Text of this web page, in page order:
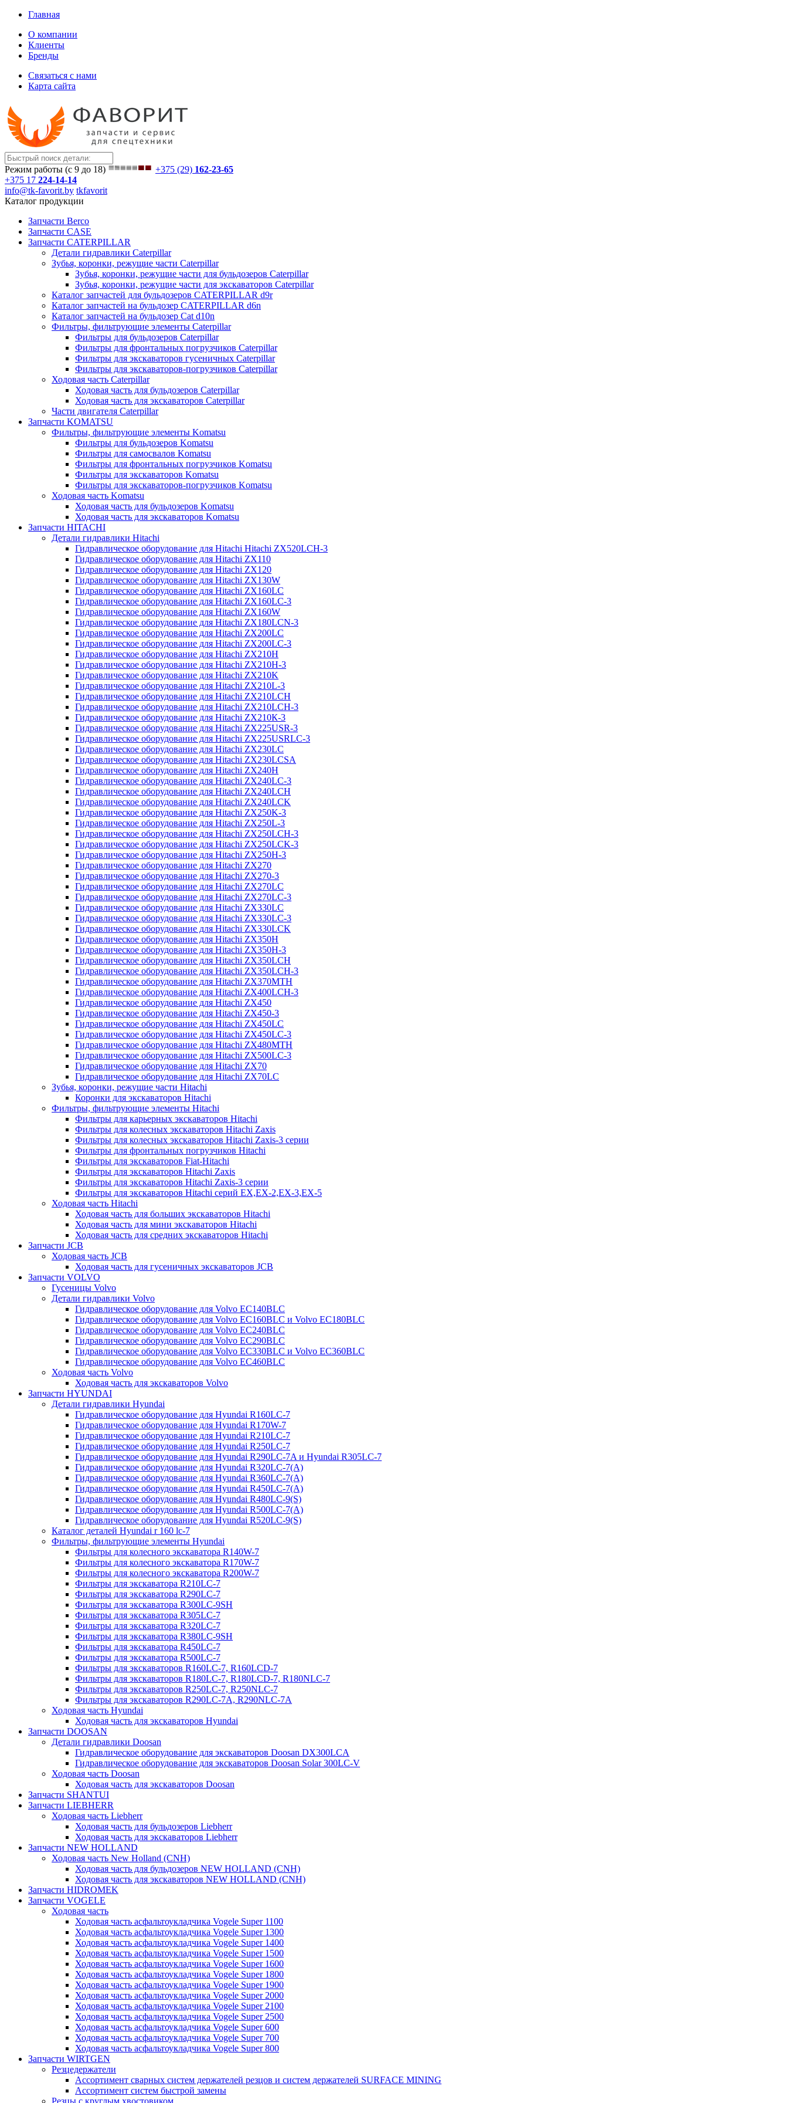
Главная
О компании
Клиенты
Бренды
Связаться с нами
Карта сайта
Режим работы (с 9 до 18) +375 (29) 162-23-65
+375 17 224-14-14
info@tk-favorit.by tkfavorit
Каталог продукции
Запчасти Berco
Запчасти CASE
Запчасти CATERPILLAR
Детали гидравлики Caterpillar
Зубья, коронки, режущие части Caterpillar
Зубья, коронки, режущие части для бульдозеров Caterpillar
Зубья, коронки, режущие части для экскаваторов Caterpillar
Каталог запчастей для бульдозеров CATERPILLAR d9r
Каталог запчастей на бульдозер CATERPILLAR d6n
Каталог запчастей на бульдозер Сat d10n
Фильтры, фильтрующие элементы Caterpillar
Фильтры для бульдозеров Caterpillar
Фильтры для фронтальных погрузчиков Caterpillar
Фильтры для экскаваторов гусеничных Caterpillar
Фильтры для экскаваторов-погрузчиков Caterpillar
Ходовая часть Caterpillar
Ходовая часть для бульдозеров Caterpillar
Ходовая часть для экскаваторов Caterpillar
Части двигателя Caterpillar
Запчасти KOMATSU
Фильтры, фильтрующие элементы Komatsu
Фильтры для бульдозеров Komatsu
Фильтры для самосвалов Komatsu
Фильтры для фронтальных погрузчиков Komatsu
Фильтры для экскаваторов Komatsu
Фильтры для экскаваторов-погрузчиков Komatsu
Ходовая часть Komatsu
Ходовая часть для бульдозеров Komatsu
Ходовая часть для экскаваторов Komatsu
Запчасти HITACHI
Детали гидравлики Hitachi
Гидравлическое оборудование для Hitachi Hitachi ZX520LCH-3
Гидравлическое оборудование для Hitachi ZX110
Гидравлическое оборудование для Hitachi ZX120
Гидравлическое оборудование для Hitachi ZX130W
Гидравлическое оборудование для Hitachi ZX160LC
Гидравлическое оборудование для Hitachi ZX160LC-3
Гидравлическое оборудование для Hitachi ZX160W
Гидравлическое оборудование для Hitachi ZX180LCN-3
Гидравлическое оборудование для Hitachi ZX200LC
Гидравлическое оборудование для Hitachi ZX200LC-3
Гидравлическое оборудование для Hitachi ZX210H
Гидравлическое оборудование для Hitachi ZX210H-3
Гидравлическое оборудование для Hitachi ZX210K
Гидравлическое оборудование для Hitachi ZX210L-3
Гидравлическое оборудование для Hitachi ZX210LCH
Гидравлическое оборудование для Hitachi ZX210LCH-3
Гидравлическое оборудование для Hitachi ZX210К-3
Гидравлическое оборудование для Hitachi ZX225USR-3
Гидравлическое оборудование для Hitachi ZX225USRLC-3
Гидравлическое оборудование для Hitachi ZX230LC
Гидравлическое оборудование для Hitachi ZX230LCSA
Гидравлическое оборудование для Hitachi ZX240H
Гидравлическое оборудование для Hitachi ZX240LC-3
Гидравлическое оборудование для Hitachi ZX240LCH
Гидравлическое оборудование для Hitachi ZX240LCK
Гидравлическое оборудование для Hitachi ZX250K-3
Гидравлическое оборудование для Hitachi ZX250L-3
Гидравлическое оборудование для Hitachi ZX250LCH-3
Гидравлическое оборудование для Hitachi ZX250LCK-3
Гидравлическое оборудование для Hitachi ZX250Н-3
Гидравлическое оборудование для Hitachi ZX270
Гидравлическое оборудование для Hitachi ZX270-3
Гидравлическое оборудование для Hitachi ZX270LC
Гидравлическое оборудование для Hitachi ZX270LC-3
Гидравлическое оборудование для Hitachi ZX330LC
Гидравлическое оборудование для Hitachi ZX330LC-3
Гидравлическое оборудование для Hitachi ZX330LCK
Гидравлическое оборудование для Hitachi ZX350H
Гидравлическое оборудование для Hitachi ZX350H-3
Гидравлическое оборудование для Hitachi ZX350LCH
Гидравлическое оборудование для Hitachi ZX350LCH-3
Гидравлическое оборудование для Hitachi ZX370MTH
Гидравлическое оборудование для Hitachi ZX400LCH-3
Гидравлическое оборудование для Hitachi ZX450
Гидравлическое оборудование для Hitachi ZX450-3
Гидравлическое оборудование для Hitachi ZX450LC
Гидравлическое оборудование для Hitachi ZX450LC-3
Гидравлическое оборудование для Hitachi ZX480MTH
Гидравлическое оборудование для Hitachi ZX500LC-3
Гидравлическое оборудование для Hitachi ZX70
Гидравлическое оборудование для Hitachi ZX70LC
Зубья, коронки, режущие части Hitachi
Коронки для экскаваторов Hitachi
Фильтры, фильтрующие элементы Hitachi
Фильтры для карьерных экскаваторов Hitachi
Фильтры для колесных экскаваторов Hitachi Zaxis
Фильтры для колесных экскаваторов Hitachi Zaxis-3 серии
Фильтры для фронтальных погрузчиков Hitachi
Фильтры для экскаваторов Fiat-Hitachi
Фильтры для экскаваторов Hitachi Zaxis
Фильтры для экскаваторов Hitachi Zaxis-3 серии
Фильтры для экскаваторов Hitachi серий EX,EX-2,EX-3,EX-5
Ходовая часть Hitachi
Ходовая часть для больших экскаваторов Hitachi
Ходовая часть для мини экскаваторов Hitachi
Ходовая часть для средних экскаваторов Hitachi
Запчасти JCB
Ходовая часть JCB
Ходовая часть для гусеничных экскаваторов JCB
Запчасти VOLVO
Гусеницы Volvo
Детали гидравлики Volvo
Гидравлическое оборудование для Volvo EC140BLC
Гидравлическое оборудование для Volvo EC160BLC и Volvo EC180BLC
Гидравлическое оборудование для Volvo EC240BLC
Гидравлическое оборудование для Volvo EC290BLC
Гидравлическое оборудование для Volvo EC330BLC и Volvo EC360BLC
Гидравлическое оборудование для Volvo EC460BLC
Ходовая часть Volvo
Ходовая часть для экскаваторов Volvo
Запчасти HYUNDAI
Детали гидравлики Hyundai
Гидравлическое оборудование для Hyundai R160LC-7
Гидравлическое оборудование для Hyundai R170W-7
Гидравлическое оборудование для Hyundai R210LC-7
Гидравлическое оборудование для Hyundai R250LC-7
Гидравлическое оборудование для Hyundai R290LC-7A и Hyundai R305LC-7
Гидравлическое оборудование для Hyundai R320LC-7(A)
Гидравлическое оборудование для Hyundai R360LC-7(A)
Гидравлическое оборудование для Hyundai R450LC-7(A)
Гидравлическое оборудование для Hyundai R480LC-9(S)
Гидравлическое оборудование для Hyundai R500LC-7(A)
Гидравлическое оборудование для Hyundai R520LC-9(S)
Каталог деталей Hyundai r 160 lc-7
Фильтры, фильтрующие элементы Hyundai
Фильтры для колесного экскаватора R140W-7
Фильтры для колесного экскаватора R170W-7
Фильтры для колесного экскаватора R200W-7
Фильтры для экскаватора R210LC-7
Фильтры для экскаватора R290LC-7
Фильтры для экскаватора R300LC-9SH
Фильтры для экскаватора R305LC-7
Фильтры для экскаватора R320LC-7
Фильтры для экскаватора R380LC-9SH
Фильтры для экскаватора R450LC-7
Фильтры для экскаватора R500LC-7
Фильтры для экскаваторов R160LC-7, R160LCD-7
Фильтры для экскаваторов R180LC-7, R180LCD-7, R180NLC-7
Фильтры для экскаваторов R250LC-7, R250NLC-7
Фильтры для экскаваторов R290LC-7A, R290NLC-7A
Ходовая часть Hyundai
Ходовая часть для экскаваторов Hyundai
Запчасти DOOSAN
Детали гидравлики Doosan
Гидравлическое оборудование для экскаваторов Doosan DX300LCA
Гидравлическое оборудование для экскаваторов Doosan Solar 300LC-V
Ходовая часть Doosan
Ходовая часть для экскаваторов Doosan
Запчасти SHANTUI
Запчасти LIEBHERR
Ходовая часть Liebherr
Ходовая часть для бульдозеров Liebherr
Ходовая часть для экскаваторов Liebherr
Запчасти NEW HOLLAND
Ходовая часть New Holland (CNH)
Ходовая часть для бульдозеров NEW HOLLAND (CNH)
Ходовая часть для экскаваторов NEW HOLLAND (CNH)
Запчасти HIDROMEK
Запчасти VOGELE
Ходовая часть
Ходовая часть асфальтоукладчика Vogele Super 1100
Ходовая часть асфальтоукладчика Vogele Super 1300
Ходовая часть асфальтоукладчика Vogele Super 1400
Ходовая часть асфальтоукладчика Vogele Super 1500
Ходовая часть асфальтоукладчика Vogele Super 1600
Ходовая часть асфальтоукладчика Vogele Super 1800
Ходовая часть асфальтоукладчика Vogele Super 1900
Ходовая часть асфальтоукладчика Vogele Super 2000
Ходовая часть асфальтоукладчика Vogele Super 2100
Ходовая часть асфальтоукладчика Vogele Super 2500
Ходовая часть асфальтоукладчика Vogele Super 600
Ходовая часть асфальтоукладчика Vogele Super 700
Ходовая часть асфальтоукладчика Vogele Super 800
Запчасти WIRTGEN
Резцедержатели
Ассортимент сварных систем держателей резцов и систем держателей SURFACE MINING
Ассортимент систем быстрой замены
Резцы с круглым хвостовиком